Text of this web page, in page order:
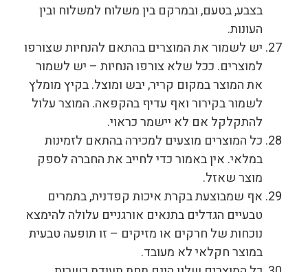
בצבע, בטעם, ובמרקם בין משלוח למשלוח ובין
העונות.
יש לשמור את המוצרים בהתאם להנחיות שצורפו
למוצרים. ככל שלא צורפו הנחיות – יש לשמור
את המוצר במקום קריר, יבש ומוצל. בקיץ מומלץ
לשמור בקירור ואף עדיף בהקפאה. המוצר עלול
להתקלקל אם לא יישמר כראוי.
כל המוצרים מוצעים למכירה בהתאם לזמינות
במלאי. אין באמור כדי לחייב את החברה לספק
מוצר שאזל.
אף שמבוצעת בקרת איכות קפדנית, בתמרים
טבעיים הגדלים בתנאים אורגניים עלולה להימצא
נוכחות של חרקים או מזיקים – זו תופעה טבעית
במוצר חקלאי לא מעובד.